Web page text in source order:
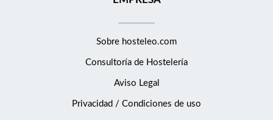
online nº 1 del mercado e impartida por los mejores
profesionales en activo del sector. Acceso a nuestro Club del
moda etc) Disfrutar de noches de hotel gratis: con el Programa
Sobre hosteleo.com
Consultoría de Hostelería
Aviso Legal
Privacidad / Condiciones de uso